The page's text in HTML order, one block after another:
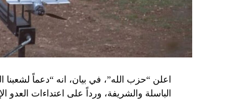
اعلن “حزب الله”، في بيان، انه “دعماً
الباسلة ‌‏‌‏‌والشريفة، ورداً على اعتداءات العدو